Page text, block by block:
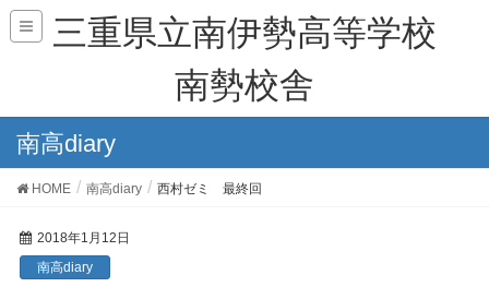
三重県立南伊勢高等学校
南勢校舎
南高diary
HOME 南高diary 西村ゼミ 最終回
2018年1月12日
南高diary